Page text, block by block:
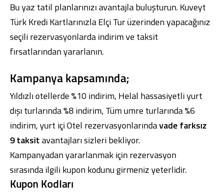
Dijital Bankacılık Hakkımızda Finans Portalı
Yatırımcı İlişkileri
Şube ve ATM’ler
İletişim
Ürün ve Hizmet Ücretleri
Englishالعربية
Şube ve ATM’ler
İletişim
Bu yaz tatil planlarınızı avantajla buluşturun.Kuveyt
Türk Kredi KartlarınızlaElçi Tur üzerinden yapacağınız
seçili rezervasyonlarda indirim ve taksit
fırsatlarından yararlanın.
Kampanya kapsamında;
Yıldızlı otellerde %10 indirim, Helal hassasiyetli yurt
dışı turlarında %8 indirim, Tüm umre turlarında %6
indirim, yurt içi Otel rezervasyonlarındavade farksız
9 taksitavantajları sizleri bekliyor.
Kampanyadan yararlanmak için rezervasyon
sırasında ilgili kupon kodunu girmeniz yeterlidir.
Kupon Kodları